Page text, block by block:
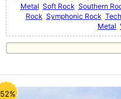
Metal Soft Rock Southern
Rock Symphonic Rock
Metal